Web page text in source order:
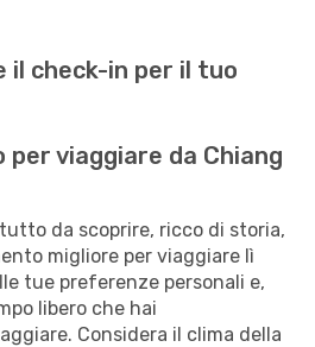
il check-in per il tuo
per viaggiare da Chiang
da scoprire, ricco di storia,
migliore per viaggiare lì
tue preferenze personali e,
libero che hai
Considera il clima della